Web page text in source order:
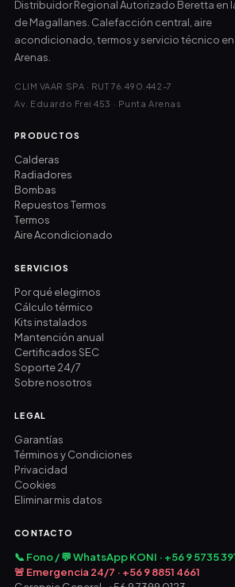
Distribuidor Regional Autorizado Beretta en
de Magallanes. Calefacción central, aire
acondicionado, termos y servicio técnico en
Arenas.
CLIM VAAR SPA · RUT 76.490.442-7
Av. Eduardo Frei 453 · Punta Arenas
PRODUCTOS
Calderas
Radiadores
Bombas
Repuestos Termos
Termos
Aire Acondicionado
SERVICIOS
Por qué elegirnos
Cálculo térmico
Kits instalados
Mantención anual
Certificados SEC
Soporte 24/7
Sobre nosotros
LEGAL
Garantías
Términos y Condiciones
Privacidad
Cookies
Eliminar mis datos
CONTACTO
📞 Fono / 💬 WhatsApp KONI · +56 9 5735
🚨 Emergencia 24/7 · +56 9 8851 4661